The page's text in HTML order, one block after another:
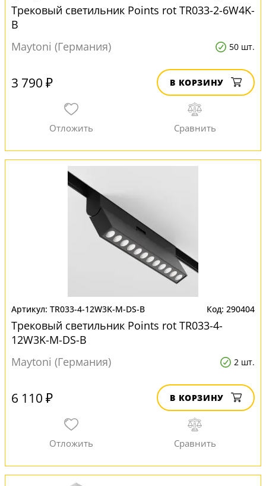
Трековый светильник Points rot TR033-2-6W4K-
B
Maytoni (Германия)
50 шт.
3 790 ₽ В КОРЗИНУ
TR033-4-12W3K-M-DS-B 290404
Трековый светильник Points rot TR033-4-
12W3K-M-DS-B
Maytoni (Германия)
2 шт.
6 110 ₽ В КОРЗИНУ